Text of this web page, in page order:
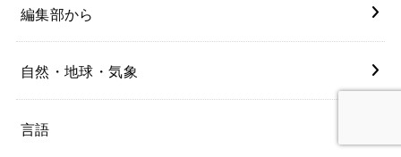
編集部から
自然・地球・気象
言語